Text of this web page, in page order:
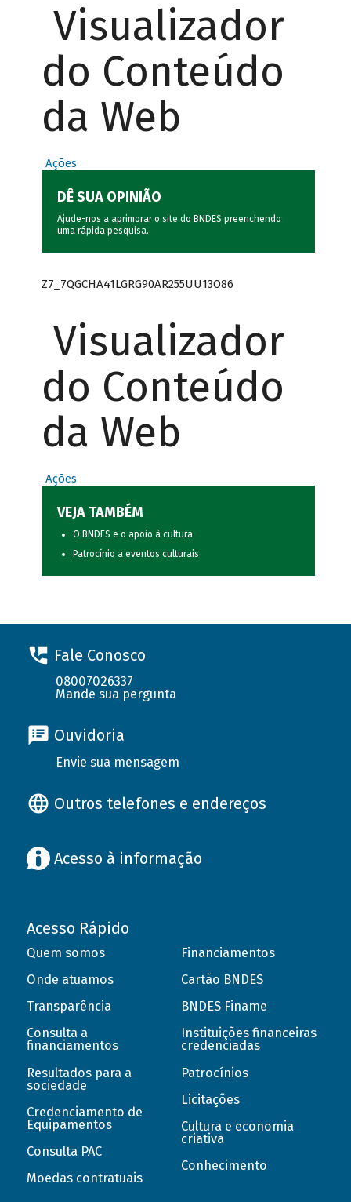
Visualizador
do Conteúdo
da Web
Ações
DÊ SUA OPINIÃO
Ajude-nos a aprimorar o site do BNDES preenchendo
uma rápida pesquisa.
Z7_7QGCHA41LGRG90AR255UU13O86
Visualizador
do Conteúdo
da Web
Ações
VEJA TAMBÉM
O BNDES e o apoio à cultura
Patrocínio a eventos culturais
Fale Conosco
08007026337
Mande sua pergunta
Ouvidoria
Envie sua mensagem
Outros telefones e endereços
Acesso à informação
Acesso Rápido
Quem somos
Onde atuamos
Transparência
Consulta a
financiamentos
Resultados para a
sociedade
Credenciamento de
Equipamentos
Consulta PAC
Moedas contratuais
Financiamentos
Cartão BNDES
BNDES Finame
Instituições financeiras
credenciadas
Patrocínios
Licitações
Cultura e economia
criativa
Conhecimento